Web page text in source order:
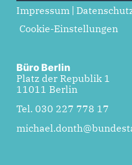
Impressum
Cookie-Einstellungen
Büro Berlin
Platz der Republik 1
11011 Berlin
Tel. 030 227 778 17